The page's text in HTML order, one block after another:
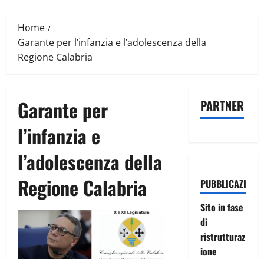
Home
Garante per l’infanzia e l’adolescenza della
Regione Calabria
Garante per
l’infanzia e
l’adolescenza della
Regione Calabria
PARTNER
PUBBLICAZIONI
Sito in fase
di
ristrutturaz
ione